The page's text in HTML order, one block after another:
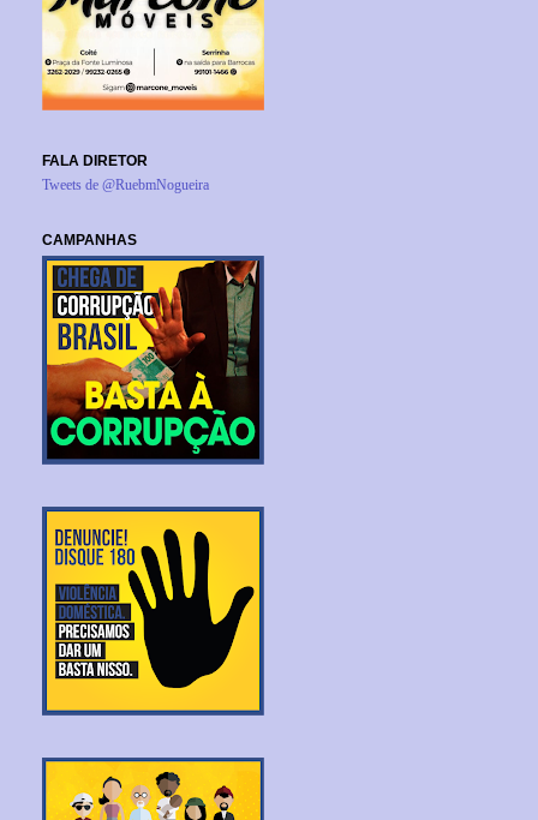
FALA DIRETOR
Tweets de @RuebmNogueira
CAMPANHAS